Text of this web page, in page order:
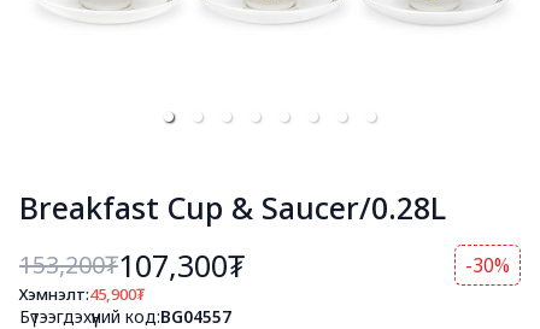
Breakfast Cup & Saucer/0.28L
153,200₮107,300₮ -30%
Хэмнэлт:45,900₮
Бүтээгдэхүүний код:BG04557